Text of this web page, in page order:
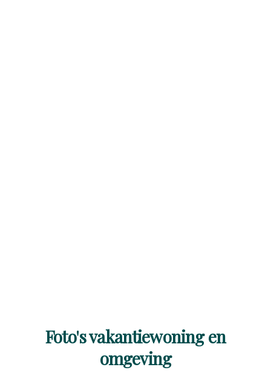
Foto's vakantiewoning en
omgeving